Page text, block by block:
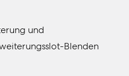
und
Blenden